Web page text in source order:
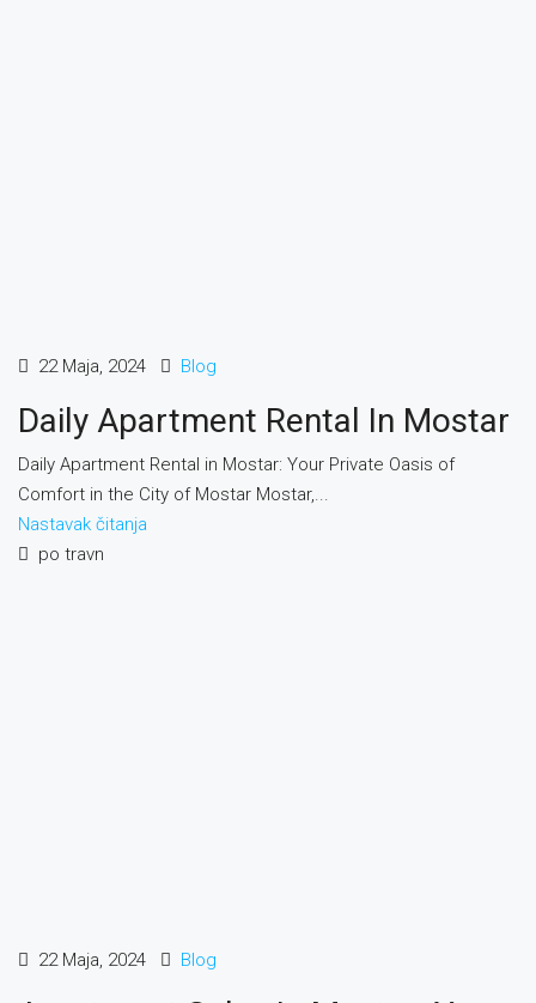
22 Maja, 2024 Blog
Daily Apartment Rental In Mostar
Daily Apartment Rental in Mostar: Your Private Oasis of
Comfort in the City of Mostar Mostar,...
Nastavak čitanja
po travn
22 Maja, 2024 Blog